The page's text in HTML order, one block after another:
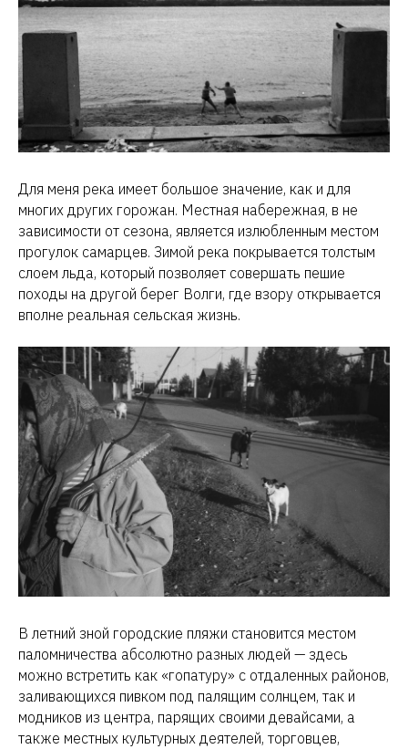
Для меня река имеет большое значение, как и для
многих других горожан. Местная набережная, в не
зависимости от сезона, является излюбленным местом
прогулок самарцев. Зимой река покрывается толстым
слоем льда, который позволяет совершать пешие
походы на другой берег Волги, где взору открывается
вполне реальная сельская жизнь.
В летний зной городские пляжи становится местом
паломничества абсолютно разных людей — здесь
можно встретить как «гопатуру» с отдаленных районов,
заливающихся пивком под палящим солнцем, так и
модников из центра, парящих своими девайсами, а
также местных культурных деятелей, торговцев,